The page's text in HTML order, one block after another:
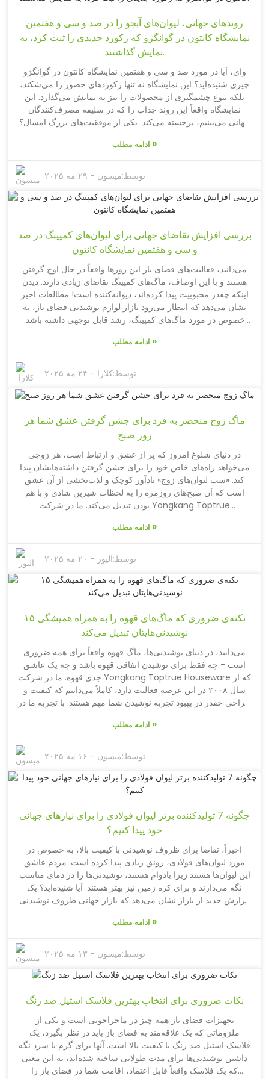
نشان می‌دهند که چگونه تولید چینی نه تنها در برابر چالش‌های
اقتصادی زنده مانده، بلکه در حال پیشرفت نیز هست.
روندهای جهانی، لیوان‌های آبجو را در صد و سی و هفتمین
نمایشگاه کانتون در گوانگژو که رکورد جدیدی را ثبت کرد، به
نمایش گذاشتند.
وای، آیا در مورد صد و سی و هفتمین نمایشگاه کانتون در گوانگژو
چیزی شنیده‌اید؟ این نمایشگاه نه تنها رکوردهای حضور را می‌شکند،
بلکه تنوع چشمگیری از محصولات را نیز به نمایش می‌گذارد. این
نمایشگاه واقعاً این روند جذاب را که در سلیقه مصرف‌کنندگان
جهانی می‌بینیم، برجسته می‌کند. یکی از موفقیت‌های بزرگ امسال؟
بین‌المللی بسیار محبوب بوده‌اند. باورتان می‌شود که این بار حدود
یعنی ۱۷.۳ درصد افزایش چشمگیر بازدیدکنندگان خارجی نسبت به
دفعه قبل! منظورم این است که چه کسی فکر می‌کرد لیوان‌های
آبجو در مرکز توجه قرار بگیرند؟ به نظر می‌رسد که این روزها همه
به سمت ظروف نوشیدنی شخصی‌تر و خلاقانه‌تر گرایش پیدا
خریداران تبدیل کرده است. همانطور که همه برای نمایشگاه بعدی
که از ۱۵ اکتبر تا ۴ نوامبر برگزار می‌شود، آماده می‌شوند، واضح
است که محصولاتی مانند این لیوان‌های آبجوی جذاب همچنان در
»
توسط:میسون - ۲۹ مه ۲۰۲۵
بررسی افزایش تقاضای جهانی برای لیوان‌های کمپینگ در صد
و سی و هفتمین نمایشگاه کانتون
می‌دانید، فعالیت‌های فضای باز این روزها واقعاً در حال اوج گرفتن
هستند و با این اوصاف، ماگ‌های کمپینگ تقاضای زیادی دارند. دیدن
اینکه چقدر محبوبیت پیدا کرده‌اند، دیوانه‌کننده است! مطالعات اخیر
نشان می‌دهد که انتظار می‌رود بازار لوازم نوشیدنی فضای باز، به
خصوص در مورد ماگ‌های کمپینگ، رشد قابل توجهی داشته باشد.
هیجان‌انگیز است، درست است؟ صد و سی و هفتمین نمایشگاه
کانتون با حضور بیش از ۲۸۸،۹۳۸ خریدار بین‌المللی، رویداد بزرگی
برای نمایش این روند بود - این یک جهش عظیم ۱۷.۳ درصدی نسبت
Toptrue Houseware Co., Ltd. قرار دارد که از سال ۲۰۰۸
شروع به کار کرده است. آنها واقعاً در حال تحقیق و تولید بیش از
توجه را به خود جلب می‌کنند. در این وبلاگ، به بررسی این موضوع
خواهیم پرداخت که چه چیزی باعث این رونق تقاضا در سراسر جهان
شده و چه معنایی برای تولیدکنندگان و خرده‌فروشان دارد. بیایید به
آن بپردازیم!
»
توسط:کلارا - ۲۴ مه ۲۰۲۵
ماگ زوج منحصر به فرد برای جشن گرفتن عشق شما هر
روز صبح
در دنیای شلوغ امروز که پر از عشق و ارتباط است، هر زوجی
می‌خواهد راه‌های خاص خود را برای جشن گرفتن داشته‌هایشان پیدا
کند. «ست لیوان‌های زوج» یادآور کوچک و لذت‌بخشی از آن عشق
است که آن صبح‌های روزمره را به لحظات شیرین شادی و با هم
بودن تبدیل می‌کند. ما در شرکت Yongkang Toptrue
خود بر نوآوری و کیفیت در عرصه ظروف نوشیدنی فضای باز بسیار
بطری‌های آب اسپرت گرفته تا لیوان‌های شیک، واقعاً درک می‌کنیم
که خلق آن خاطرات فراموش‌نشدنی چقدر مهم است - حتی اگر
فقط برای یک فنجان قهوه ساده باشد. ست لیوان زوج در واقع تجسم
باور ماست که کاربردی بودن می‌تواند با طراحی صمیمانه همراه
برای نشان دادن اهمیت به کسی که هر روز صبح به او اهمیت
می‌دهید، به او بدهید. پس، با ما همراه باشید تا ببینیم چه چیزی این
ست لیوان را بسیار خاص می‌کند و چگونه می‌تواند کمی جادو به
برنامه روزانه شما با همسرتان اضافه کند.
»
توسط:الیور - ۲۰ مه ۲۰۲۵
۱۵ نکته‌ی ضروری که ماگ‌های قهوه را به همراه همیشگی
نوشیدنی‌هایتان تبدیل می‌کند
می‌دانید، در دنیای نوشیدنی‌ها، ماگ قهوه واقعاً برای همه ضروری
است - چه فقط برای نوشیدن اتفاقی قهوه باشد و چه یک عاشق
جدی قهوه. ما در شرکت Yongkang Toptrue Houseware که از
سال ۲۰۰۸ در این عرصه فعالیت دارد، کاملاً می‌دانیم که کیفیت و
طراحی چقدر در بهبود تجربه نوشیدن شما مهم هستند. با تجربه ما در
فضای باز، ما شما را تحت پوشش قرار می‌دهیم! بنابراین چه در
یک ماگ مناسب برای سبک زندگی شما وجود دارد. از بطری‌های
فلاسک شیک گرفته تا لیوان‌های واقعاً جذاب، طیف محصولات ما
همه نیازهای علاقه‌مندان به نوشیدنی را برآورده می‌کند. در این پست
وبلاگ، ما به ۱۵ حقیقت جالب در مورد ماگ‌های قهوه می‌پردازیم که
چرا آنها بخش مهمی از برنامه روزانه شما هستند.
»
توسط:میسون - ۱۶ مه ۲۰۲۵
چگونه 7 تولیدکننده برتر لیوان فولادی را برای نیازهای جهانی
خود پیدا کنیم؟
اخیراً، تقاضا برای ظروف نوشیدنی با کیفیت بالا، به خصوص در
مورد لیوان‌های فولادی، رونق زیادی پیدا کرده است. مردم عاشق
این لیوان‌ها هستند زیرا بادوام هستند، نوشیدنی‌ها را در دمای مناسب
نگه می‌دارند و برای کره زمین نیز بهتر هستند. آیا شنیده‌اید؟ یک
گزارش جدید از بازار نشان می‌دهد که بازار جهانی ظروف نوشیدنی
پایداری و روند رو به رشد فعالیت‌های فضای باز است که نیاز شدیدی
به گزینه‌های نوشیدنی عایق‌بندی شده قابل اعتماد ایجاد می‌کند. حال،
اگر به این بازار نگاه می‌کنید، ممکن است بخواهید شرکت
از سال ۲۰۰۸ فعالیت می‌کنند و واقعاً به عنوان یک تولیدکننده برتر
برای خود نامی دست و پا کرده‌اند. آنها در زمینه تحقیق، طراحی و
ساخت بیش از ۳۵۰ نوع ظروف نوشیدنی فضای باز، از جمله
لیوان‌های فولادی، فعالیت می‌کنند! اگر در بازار ماگ‌های فولادی
هستید، همکاری با تولیدکنندگانی که در این زمینه تبحر دارند و
می‌توانند نیازهای جهانی شما را برآورده کنند و در عین حال به
»
توسط:میسون - ۱۳ مه ۲۰۲۵
نکات ضروری برای انتخاب بهترین فلاسک استیل ضد زنگ
تجهیزات فضای باز همه چیز در ماجراجویی است و یکی از
ملزوماتی که یک علاقه‌مند به فضای باز باید در نظر بگیرد، یک
فلاسک استیل ضد زنگ با کیفیت بالا است. آنها برای گرم یا سرد نگه
داشتن نوشیدنی‌ها برای مدت طولانی ساخته شده‌اند، به این معنی
که یک فلاسک واقعاً قابل اعتماد، اقامت شما در فضای باز را